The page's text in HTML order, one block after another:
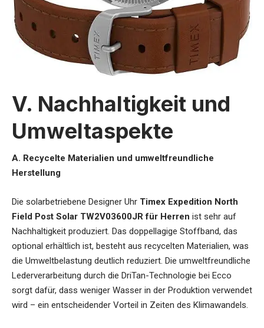
V. Nachhaltigkeit und
Umweltaspekte
A. Recycelte Materialien und umweltfreundliche
Herstellung
Die solarbetriebene Designer Uhr Timex Expedition North
Field Post Solar TW2V03600JR für Herren ist sehr auf
Nachhaltigkeit produziert. Das doppellagige Stoffband, das
optional erhältlich ist, besteht aus recycelten Materialien, was
die Umweltbelastung deutlich reduziert. Die umweltfreundliche
Lederverarbeitung durch die DriTan-Technologie bei Ecco
sorgt dafür, dass weniger Wasser in der Produktion verwendet
wird – ein entscheidender Vorteil in Zeiten des Klimawandels.